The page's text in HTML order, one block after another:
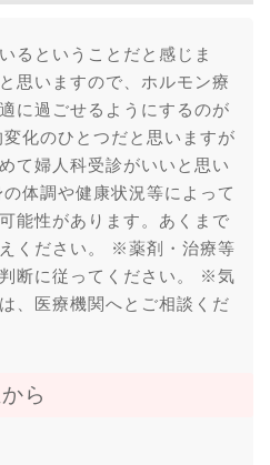
るということだと感じま
思いますので、ホルモン療
に過ごせるようにするのが
化のひとつだと思いますが
て婦人科受診がいいと思い
体調や健康状況等によって
能性があります。あくまで
ください。 ※薬剤・治療等
断に従ってください。 ※気
、医療機関へとご相談くだ
ら